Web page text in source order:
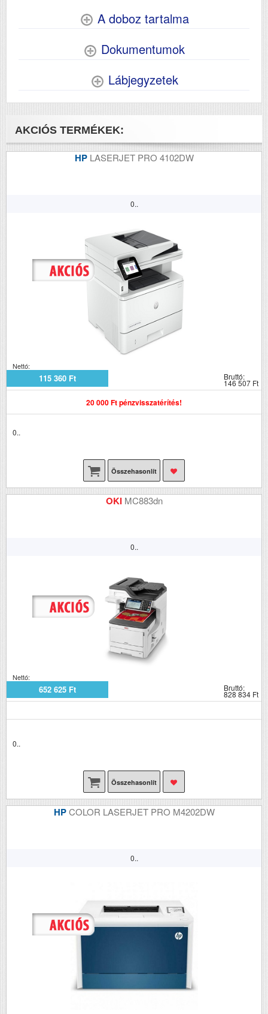
A doboz tartalma
Dokumentumok
Lábjegyzetek
AKCIÓS TERMÉKEK:
HP LASERJET PRO 4102DW
0..
Nettó:
115 360 Ft Bruttó:
146 507 Ft
20 000 Ft pénzvisszatérítés!
0..
Összehasonlít
OKI MC883dn
0..
Nettó:
652 625 Ft Bruttó:
828 834 Ft
0..
Összehasonlít
HPCOLOR LASERJET PRO M4202DW
0..